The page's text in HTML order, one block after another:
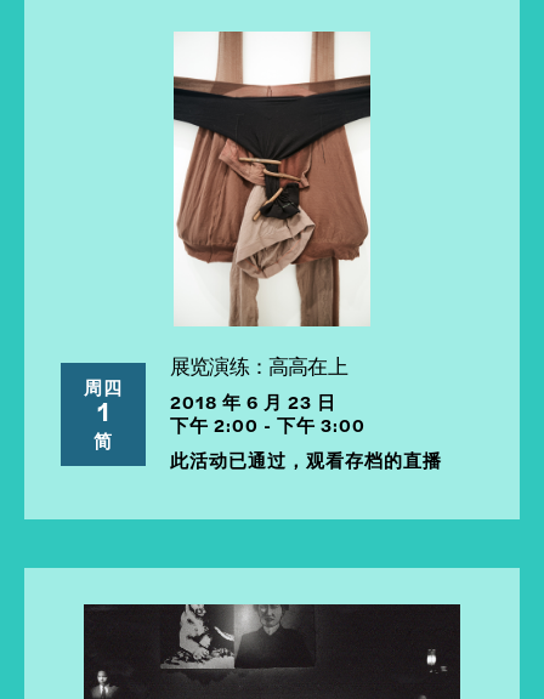
周四
1
简
展览演练：高高在上
2018 年 6 月 23 日
下午 2:00 - 下午 3:00
此活动已通过，观看存档的直播